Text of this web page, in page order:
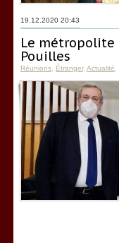
19.12.2020 20:43
Le métropolite
Pouilles
Réunions Étranger, Actualité